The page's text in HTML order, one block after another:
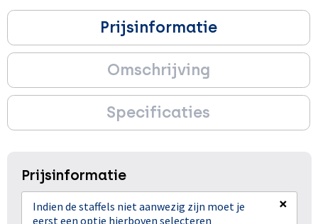
Prijsinformatie
Omschrijving
Specificaties
Prijsinformatie
Indien de staffels niet aanwezig zijn moet je
eerst een optie hierboven selecteren
×